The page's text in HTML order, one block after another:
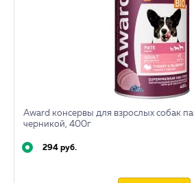
Award консервы для взрослых собак
черникой, 400г
294 руб.